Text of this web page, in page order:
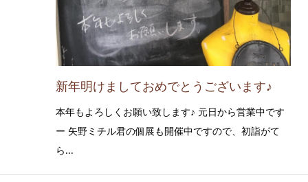
新年明けましておめでとうございます♪
本年もよろしくお願い致します♪ 元日から営業中です
ー 矢野ミチル君の個展も開催中ですので、初詣がて
ら...